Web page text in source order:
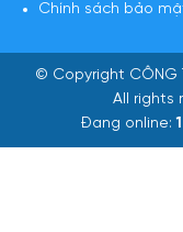
Chính sách bảo
© Copyright CÔNG
All rights
Đang online:1